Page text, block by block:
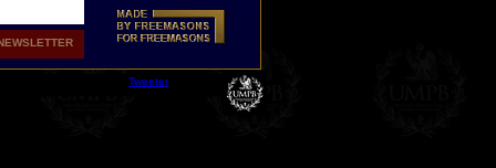
Tweeter